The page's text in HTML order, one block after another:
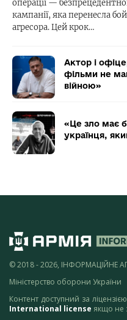
операції —
кампанії, яка перенесла
агресора. Цей крок…
Актор і
фільми не
війною»
«Це зло має
українця,
© 2018 - 2026, ІНФОРМАЦІЙНЕ
Міністерство оборони України
Контент доступний за ліцензією
International license якщо не